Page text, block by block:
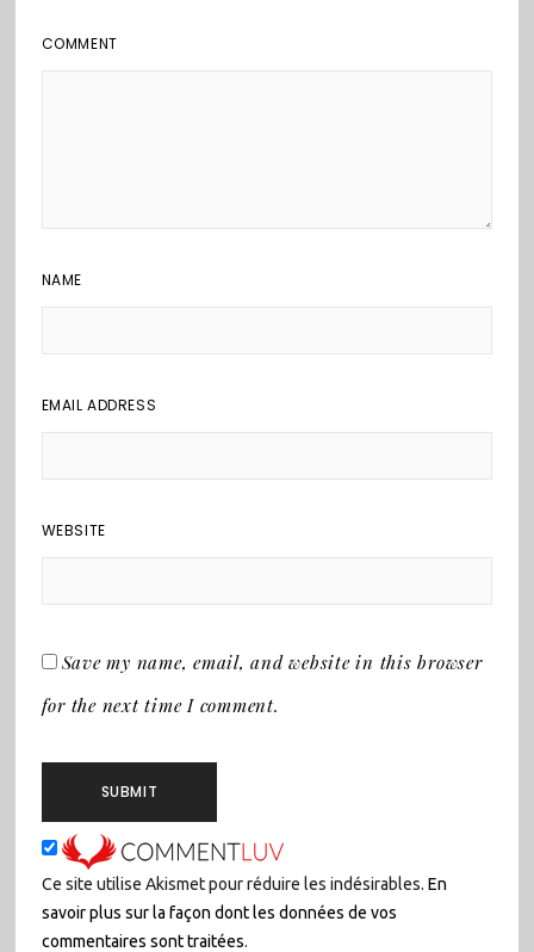
COMMENT
NAME
EMAIL ADDRESS
WEBSITE
Save my name, email, and website in this browser
for the next time I comment.
Ce site utilise Akismet pour réduire les indésirables. En
savoir plus sur la façon dont les données de vos
commentaires sont traitées.